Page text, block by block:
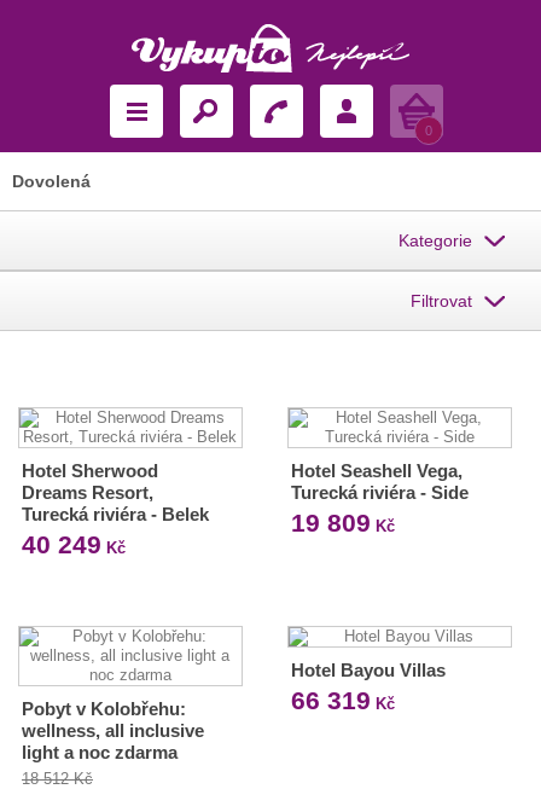
Košík
0
Dovolená
Kategorie
Filtrovat
Hotel Sherwood
Dreams Resort,
Turecká riviéra - Belek
40 249 Kč
Hotel Seashell Vega,
Turecká riviéra - Side
19 809 Kč
Pobyt v Kolobřehu:
wellness, all inclusive
light a noc zdarma
18 512 Kč
Hotel Bayou Villas
66 319 Kč